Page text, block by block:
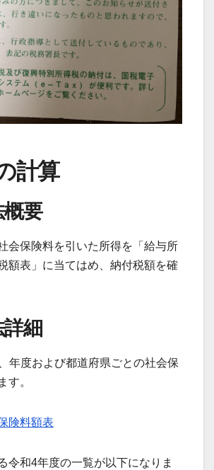
計算
要
会保険料を引いた所得を「給与所
額表」に当てはめ、納付税額を確
細
年度および都道府県ごとの社会保
す。
険料額表
令和4年度の一覧が以下になりま